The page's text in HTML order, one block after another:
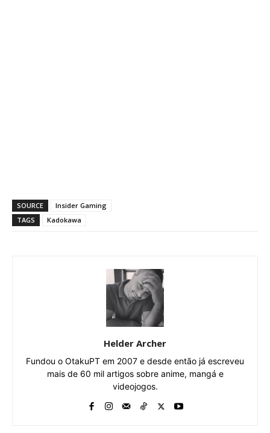
SOURCE
Insider Gaming
TAGS
Kadokawa
Helder Archer
Fundou o OtakuPT em 2007 e desde então já escreveu
mais de 60 mil artigos sobre anime, mangá e
videojogos.